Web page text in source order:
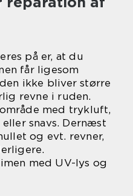
på er, at du
får ligesom
den ikke bliver større
revne i ruden.
med trykluft,
snavs. Dernæst
og evt. revner,
med UV-lys og